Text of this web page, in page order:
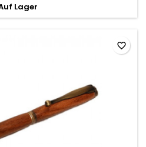
Lager
favorite_border